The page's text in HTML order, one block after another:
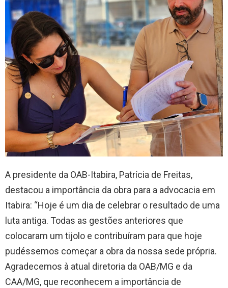
A presidente da OAB-Itabira, Patrícia de Freitas,
destacou a importância da obra para a advocacia em
Itabira: “Hoje é um dia de celebrar o resultado de uma
luta antiga. Todas as gestões anteriores que
colocaram um tijolo e contribuíram para que hoje
pudéssemos começar a obra da nossa sede própria.
Agradecemos à atual diretoria da OAB/MG e da
CAA/MG, que reconhecem a importância de